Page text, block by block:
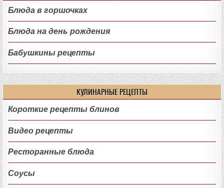
Блюда в горшочках
Блюда на день рождения
Бабушкины рецепты
КУЛИНАРНЫЕ РЕЦЕПТЫ
Короткие рецепты блинов
Видео рецепты
Ресторанные блюда
Соусы